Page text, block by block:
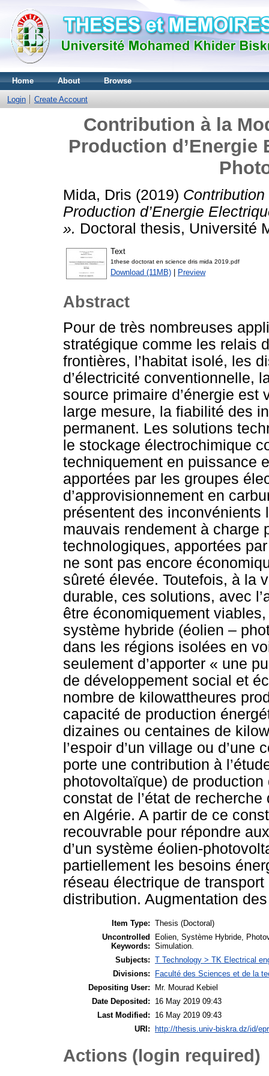
Home About Browse
Login Create Account
Contribution à la
Production d’Energie
Mida, Dris (2019)
Production d’Energie
». Doctoral thesis, Université
Text
1these doctorat en science dris mida 2019.pdf
Download (11MB) | Preview
Abstract
Pour de très nombreuses
stratégique comme les relais
frontières, l’habitat isolé, les
d’électricité conventionnelle,
source primaire d’énergie
large mesure, la fiabilité des
permanent. Les solutions
le stockage électrochimique
techniquement en puissance
apportées par les groupes
d’approvisionnement en
présentent des
mauvais rendement à charge
technologiques, apportées
ne sont pas encore
sûreté élevée. Toutefois, à la
durable, ces solutions, avec
être économiquement
système hybride (éolien –
dans les régions isolées en
seulement d’apporter « une
de développement social et
nombre de kilowattheures
capacité de production
dizaines ou centaines de
l’espoir d’un village ou
porte une contribution à
photovoltaïque) de production
constat de l’état de
en Algérie. A partir de ce
recouvrable pour répondre
d’un système éolien-
partiellement les besoins
réseau électrique de
distribution. Augmentation
Item Type: Thesis (Doctoral)
Uncontrolled
Keywords:
Eolien, Système Hybride,
Simulation.
Subjects: T Technology > TK Electrical
Divisions:
Faculté des Sciences et de la
Depositing User:
Mr. Mourad Kebiel
Date Deposited:
16 May 2019 09:43
Last Modified:
16 May 2019 09:43
URI:
http://thesis.univ-biskra.dz/id/
Actions (login required)